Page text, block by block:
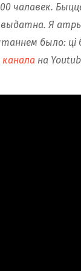
чалавек.
выдатна. Я
было: ці
канала на